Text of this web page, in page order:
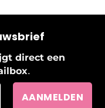
direct een
.